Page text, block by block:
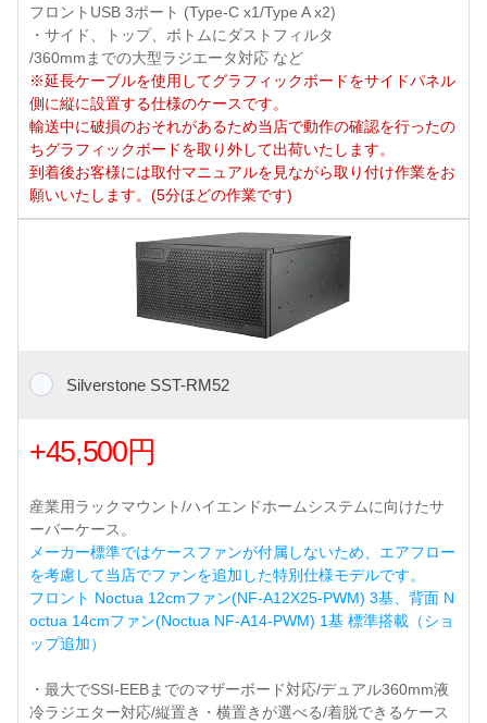
フロントUSB 3ポート (Type-C x1/Type A x2)
・サイド、トップ、ボトムにダストフィルタ
/360mmまでの大型ラジエータ対応 など
※延長ケーブルを使用してグラフィックボードをサイドパネル
側に縦に設置する仕様のケースです。
輸送中に破損のおそれがあるため当店で動作の確認を行ったの
ちグラフィックボードを取り外して出荷いたします。
到着後お客様には取付マニュアルを見ながら取り付け作業をお
願いいたします。(5分ほどの作業です)
Silverstone SST-RM52
+45,500円
産業用ラックマウント/ハイエンドホームシステムに向けたサ
ーバーケース。
メーカー標準ではケースファンが付属しないため、エアフロー
を考慮して当店でファンを追加した特別仕様モデルです。
フロント Noctua 12cmファン(NF-A12X25-PWM) 3基、背面 N
octua 14cmファン(Noctua NF-A14-PWM) 1基 標準搭載（ショ
ップ追加）
・最大でSSI-EEBまでのマザーボード対応/デュアル360mm液
冷ラジエター対応/縦置き・横置きが選べる/着脱できるケース